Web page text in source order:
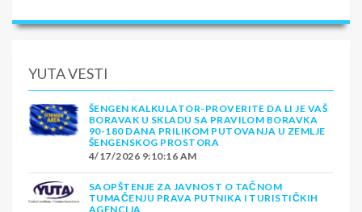
YUTA VESTI
ŠENGEN KALKULATOR-PROVERITE DA LI JE VAŠ
BORAVAK U SKLADU SA PRAVILOM BORAVKA
90-180 DANA PRILIKOM PUTOVANJA U ZEMLJE
ŠENGENSKOG PROSTORA
4/17/2026 9:10:16 AM
SAOPŠTENJE ZA JAVNOST O TAČNOM
TUMAČENJU PRAVA PUTNIKA I TURISTIČKIH
AGENCIJA